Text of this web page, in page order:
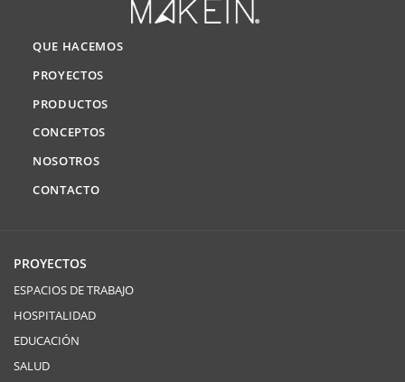
QUE HACEMOS
PROYECTOS
PRODUCTOS
CONCEPTOS
NOSOTROS
CONTACTO
PROYECTOS
ESPACIOS DE TRABAJO
HOSPITALIDAD
EDUCACIÓN
SALUD